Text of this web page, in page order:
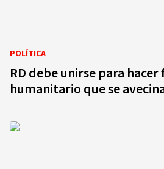
POLÍTICA
RD debe unirse para
humanitario que se